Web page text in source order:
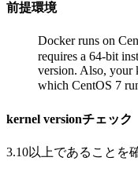
前提環境
Docker runs on
requires a 64-bit
version. Also, your
which CentOS 7
kernel versionチェック
3.10以上であることを